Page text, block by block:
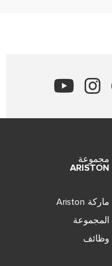
مجموعة
ARISTON
ماركة Ariston
المجموعة
وظائف